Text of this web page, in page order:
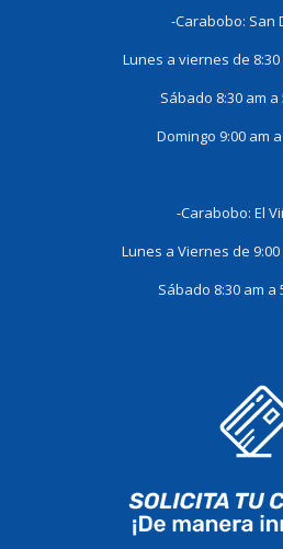
-Carabobo: San
Lunes a viernes de 8:30
Sábado 8:30 am a
Domingo 9:00 am
-Carabobo: El
Lunes a Viernes de 9:00
Sábado 8:30 am a